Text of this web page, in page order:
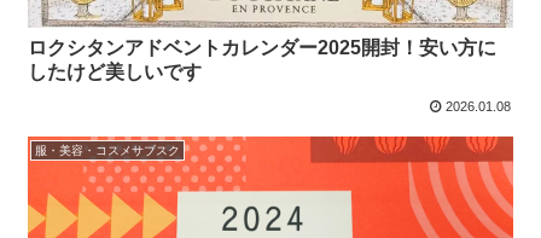
ロクシタンアドベントカレンダー2025開封！安い方に
したけど美しいです
2026.01.08
服・美容・コスメサブスク